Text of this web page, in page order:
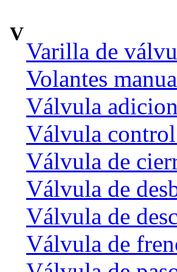
V
Varilla de
Volantes
Válvula
Válvula
Válvula de
Válvula de
Válvula de
Válvula de